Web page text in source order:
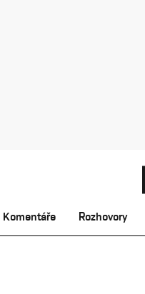
Komentáře Rozhovory